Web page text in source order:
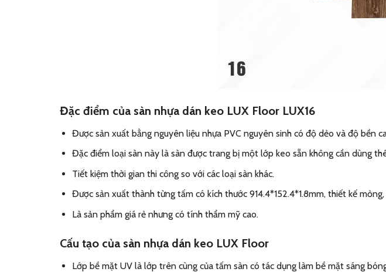
Đặc điểm của sàn nhựa dán keo LUX Floor LUX16
Được sản xuất bằng nguyên liệu nhựa PVC nguyên sinh có độ dẻo và độ bền
Đặc điểm loại sàn này là sàn được trang bị một lớp keo sẵn không cần dùng
Tiết kiệm thời gian thi công so với các loại sàn khác.
Được sản xuất thành từng tấm có kích thước 914.4*152.4*1.8mm, thiết kế
Là sản phẩm giá rẻ nhưng có tính thẩm mỹ cao.
Cấu tạo của sàn nhựa dán keo LUX Floor
Lớp bề mặt UV là lớp trên cùng của tấm sàn có tác dụng làm bề mặt sáng